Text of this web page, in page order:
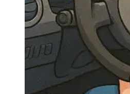
Navigație
Navigație
Navigație
Navigație
Navigație
Navigație
Navigație
Navigație
Navigație Toyota